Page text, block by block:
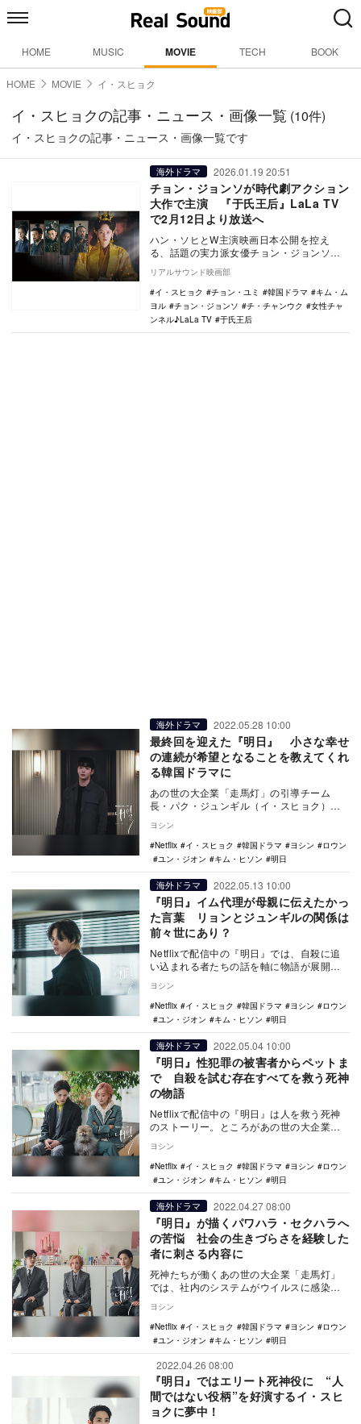
HOME MUSIC MOVIE TECH BOOK
HOME MOVIE イ・スヒョク
イ・スヒョクの記事・ニュース・画像一覧 (10件)
イ・スヒョクの記事・ニュース・画像一覧です
海外ドラマ 2026.01.19 20:51
チョン・ジョンソが時代劇アクション
大作で主演 『于氏王后』LaLa TV
で2月12日より放送へ
ハン・ソヒとW主演映画日本公開を控え
る、話題の実力派女優チョン・ジョンソが
時代劇初出演初主演で挑んだ、韓国ドラマ
宮廷アクション史…
リアルサウンド映画部
イ・スヒョク
チョン・ユミ 韓国ドラマ
キム・ム
ヨル
チョン・ジョンソ チ・チャンウク
女性チャ
ンネル♪LaLa TV
于氏王后
海外ドラマ 2022.05.28 10:00
最終回を迎えた『明日』 小さな幸せ
の連続が希望となることを教えてくれ
る韓国ドラマに
あの世の大企業「走馬灯」の引導チーム
長・パク・ジュンギル（イ・スヒョク）
を抱き、毎日悪夢に…
ヨシン
Netflix
イ・スヒョク 韓国ドラマ ヨシン
ロウン
ユン・ジオン
キム・ヒソン 明日
海外ドラマ 2022.05.13 10:00
『明日』イム代理が母親に伝えたかっ
た言葉 リョンとジュンギルの関係は
前々世にあり？
Netflixで配信中の『明日』では、自殺に追
い込まれる者たちの話を軸に物語が展開さ
神”に…
ヨシン
Netflix
イ・スヒョク 韓国ドラマ ヨシン
ロウン
ユン・ジオン
キム・ヒソン 明日
海外ドラマ 2022.05.04 10:00
『明日』性犯罪の被害者からペットま
で 自殺を試む存在すべてを救う死神
の物語
Netflixで配信中の『明日』は人を救う死神
のストーリー。ところがあの世の大企業
なかった…
ヨシン
Netflix
イ・スヒョク 韓国ドラマ ヨシン
ロウン
ユン・ジオン
キム・ヒソン 明日
海外ドラマ 2022.04.27 08:00
『明日』が描くパワハラ・セクハラへ
の苦悩 社会の生きづらさを経験した
者に刺さる内容に
死神たちが働くあの世の大企業「走馬灯」
では、社内のシステムがウイルスに感染し
表示される“レ…
ヨシン
Netflix
イ・スヒョク 韓国ドラマ ヨシン
ロウン
ユン・ジオン
キム・ヒソン 明日
2022.04.26 08:00
『明日』ではエリート死神役に “人
間ではない役柄”を好演するイ・スヒ
ョクに夢中！